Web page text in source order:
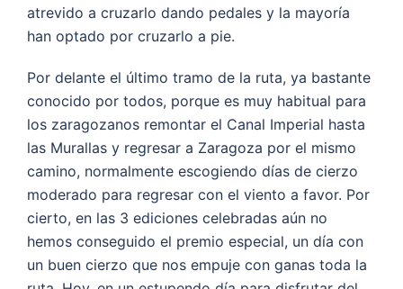
atrevido a cruzarlo dando pedales y la mayoría
han optado por cruzarlo a pie.
Por delante el último tramo de la ruta, ya bastante
conocido por todos, porque es muy habitual para
los zaragozanos remontar el Canal Imperial hasta
las Murallas y regresar a Zaragoza por el mismo
camino, normalmente escogiendo días de cierzo
moderado para regresar con el viento a favor. Por
cierto, en las 3 ediciones celebradas aún no
hemos conseguido el premio especial, un día con
un buen cierzo que nos empuje con ganas toda la